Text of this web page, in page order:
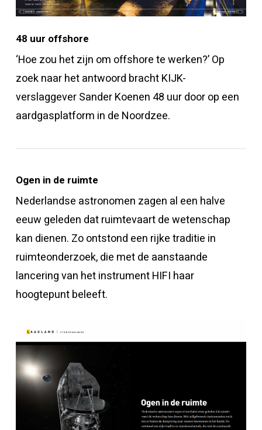
48 uur offshore
‘Hoe zou het zijn om offshore te werken?’ Op
zoek naar het antwoord bracht KIJK-
verslaggever Sander Koenen 48 uur door op een
aardgasplatform in de Noordzee.
Ogen in de ruimte
Nederlandse astronomen zagen al een halve
eeuw geleden dat ruimtevaart de wetenschap
kan dienen. Zo ontstond een rijke traditie in
ruimteonderzoek, die met de aanstaande
lancering van het instrument HIFI haar
hoogtepunt beleeft.